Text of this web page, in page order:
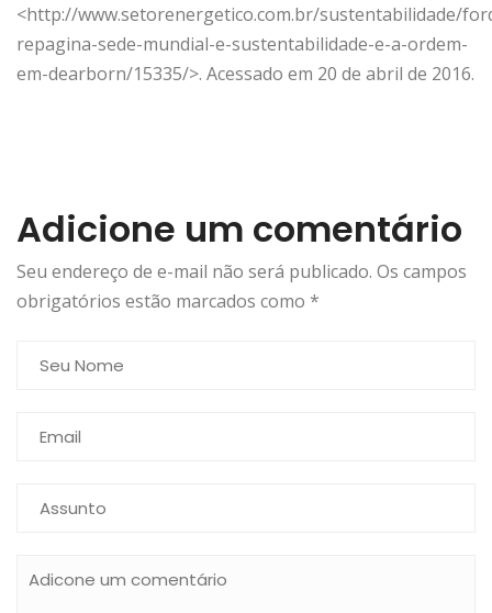
<http://www.setorenergetico.com.br/sustentabilidade/
repagina-sede-mundial-e-sustentabilidade-e-a-ordem-
em-dearborn/15335/>. Acessado em 20 de abril de 2016.
Adicione um comentário
Seu endereço de e-mail não será publicado. Os campos
obrigatórios estão marcados como *